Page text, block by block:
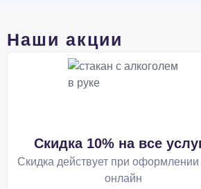
Наши акции
Скидка 10% на все
Скидка действует при оформлении
онлайн